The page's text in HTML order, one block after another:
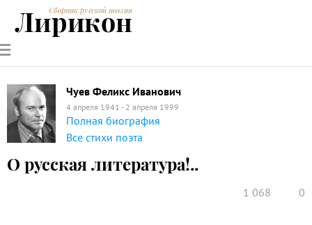
РУССКИЕ
ПОЭТЫ
СОВРЕМЕННИКИЭНЦИКЛОПЕДИЯ
ПОЭЗИИ
Сборник русской поэзии
Лирикон
Чуев Феликс Иванович
4 апреля 1941 - 2 апреля 1999
Полная биография
Все стихи поэта
О русская литература!..
1 068 0